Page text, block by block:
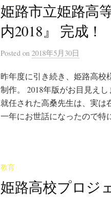
姫路市立姫路高
内2018』 完成！
Posted on 2018年5月30日
昨年度に引き続き、姫路高校
制作。 2018年版がお目見え
就任された高桑先生は、実は
一年にお世話になったので特
教育
姫路高校プロジ